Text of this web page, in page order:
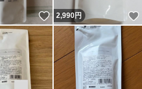
いいね！
2,990円